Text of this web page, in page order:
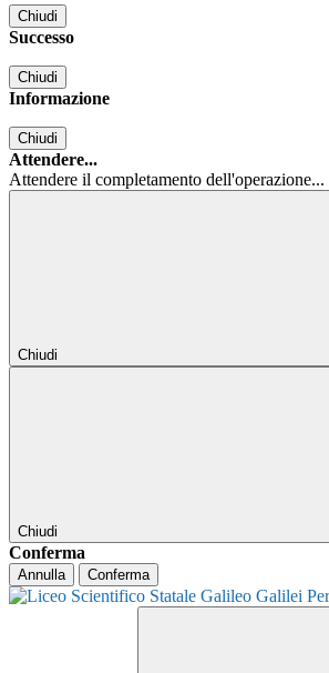
Chiudi
Successo
Chiudi
Informazione
Chiudi
Attendere...
Attendere il completamento dell'operazione...
Chiudi
Chiudi
Conferma
Annulla Conferma